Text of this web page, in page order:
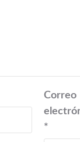
Correo
*